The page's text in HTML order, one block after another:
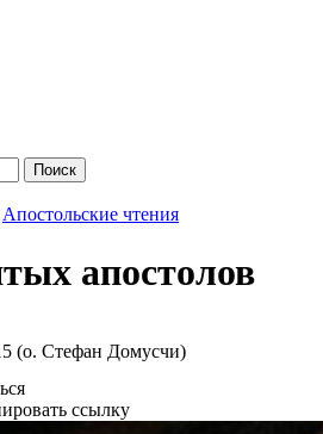
Поиск
Апостольские чтения
апостолов
(о. Стефан Домусчи)